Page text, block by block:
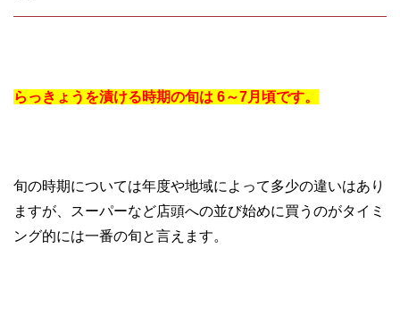
らっきょうを漬ける時期の旬は 6～7月頃です。
旬の時期については年度や地域によって多少の違いはあり
ますが、スーパーなど店頭への並び始めに買うのがタイミ
ング的には一番の旬と言えます。